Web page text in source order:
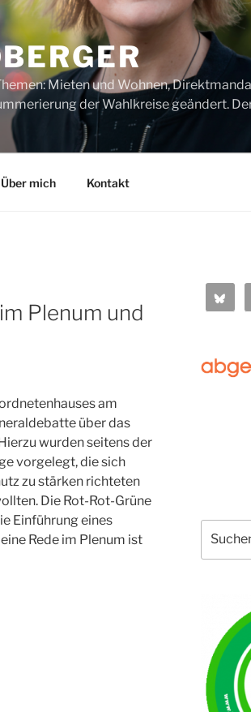
Mieten und Wohnen,
der Wahlkreise geändert.
Über mich Kontakt
Plenum und
am
über das
wurden seitens der
vorgelegt, die sich
zu stärken richteten
Die Rot-Rot-Grüne
Einführung eines
Rede im Plenum ist
nach: